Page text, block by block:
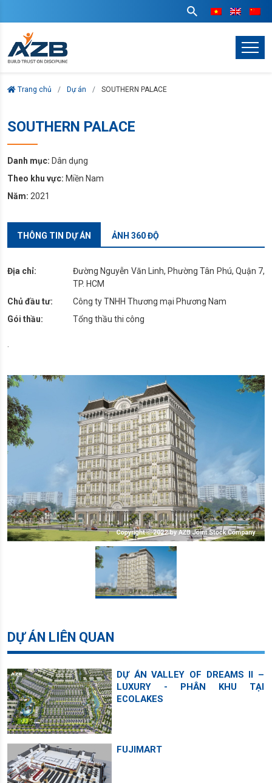
Trang chủ Dự án SOUTHERN PALACE
SOUTHERN PALACE
Danh mục: Dân dụng
Theo khu vực: Miền Nam
Năm: 2021
THÔNG TIN DỰ ÁN ẢNH 360 ĐỘ
Địa chỉ:
Đường Nguyễn Văn Linh, Phường Tân Phú, Quận 7,
TP. HCM
Chủ đầu tư:
Công ty TNHH Thương mại Phương Nam
Gói thầu:
Tổng thầu thi công
.
DỰ ÁN LIÊN QUAN
DỰ ÁN VALLEY OF DREAMS II –
LUXURY - PHÂN KHU TẠI
ECOLAKES
FUJIMART